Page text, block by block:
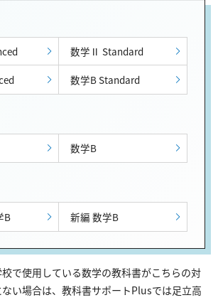
数学Ⅱ Standard
数学B Standard
数学B
B 新編 数学B
で使用している数学の教科書がこちらの対
い場合は、教科書サポートPlusでは足立高